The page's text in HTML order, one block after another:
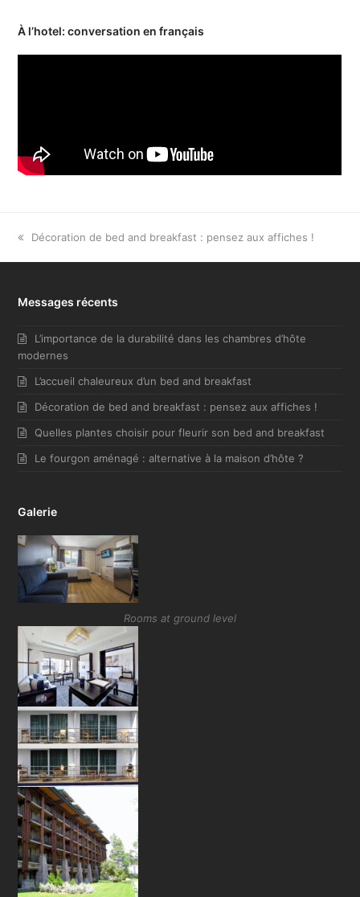
À l’hotel: conversation en français
previous
Décoration de bed and breakfast : pensez aux affiches !
Messages récents
L’importance de la durabilité dans les chambres d’hôte
modernes
L’accueil chaleureux d’un bed and breakfast
Décoration de bed and breakfast : pensez aux affiches !
Quelles plantes choisir pour fleurir son bed and breakfast
Le fourgon aménagé : alternative à la maison d’hôte ?
Galerie
Rooms at ground level